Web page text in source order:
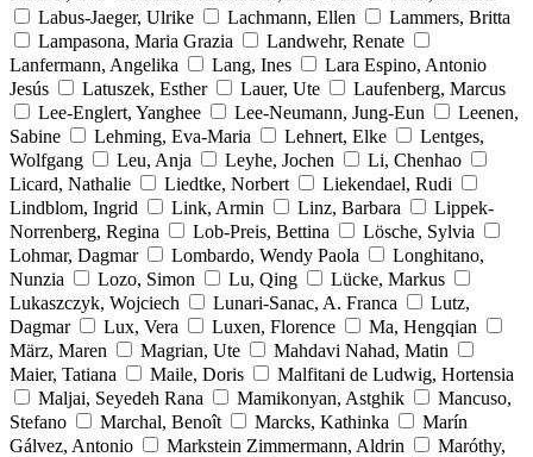
Labus-Jaeger, Ulrike
Lachmann, Ellen
Lammers, Britta
Lampasona, Maria Grazia
Landwehr, Renate
Lanfermann, Angelika
Lang, Ines
Lara Espino, Antonio
Jesús
Latuszek, Esther Lauer, Ute
Laufenberg, Marcus
Lee-Englert, Yanghee
Lee-Neumann, Jung-Eun
Leenen,
Sabine
Lehming, Eva-Maria Lehnert, Elke
Lentges,
Wolfgang
Leu, Anja Leyhe, Jochen
Li, Chenhao
Licard, Nathalie
Liedtke, Norbert
Liekendael, Rudi
Lindblom, Ingrid
Link, Armin Linz, Barbara
Lippek-
Norrenberg, Regina
Lob-Preis, Bettina
Lösche, Sylvia
Lohmar, Dagmar
Lombardo, Wendy Paola
Longhitano,
Nunzia
Lozo, Simon Lu, Qing
Lücke, Markus
Lukaszczyk, Wojciech
Lunari-Sanac, A. Franca
Lutz,
Dagmar
Lux, Vera Luxen, Florence
Ma, Hengqian
März, Maren
Magrian, Ute
Mahdavi Nahad, Matin
Maier, Tatiana
Maile, Doris
Malfitani de Ludwig, Hortensia
Maljai, Seyedeh Rana
Mamikonyan, Astghik
Mancuso,
Stefano
Marchal, Benoît Marcks, Kathinka
Marín
Gálvez, Antonio
Markstein Zimmermann, Aldrin
Maróthy,